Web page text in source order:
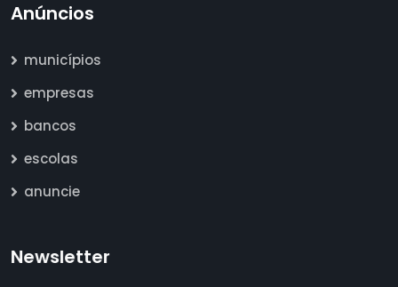
Anúncios
municípios
empresas
bancos
escolas
anuncie
Newsletter